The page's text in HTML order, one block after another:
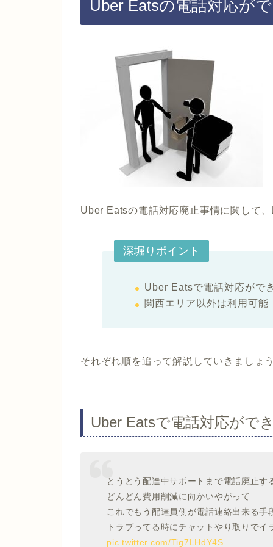
Uber Eatsの電話対応が
Uber Eatsの電話対応廃止事情に関して
深堀りポイント
Uber Eatsで電話対応がで
関西エリア以外は利用可能
それぞれ順を追って解説していきましょ
Uber Eatsで電話対応がで
とうとう配達中サポートまで電話廃止
どんどん費用削減に向かいやがって…
これでもう配達員側が電話連絡出来る手
トラブってる時にチャットやり取りで
pic.twitter.com/Tig7LHdY4S